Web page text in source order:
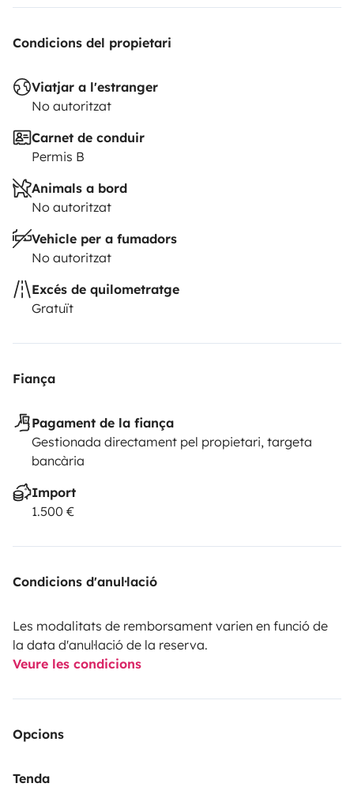
Condicions del propietari
Viatjar a l'estranger
No autoritzat
Carnet de conduir
Permis B
Animals a bord
No autoritzat
Vehicle per a fumadors
No autoritzat
Excés de quilometratge
Gratuït
Fiança
Pagament de la fiança
Gestionada directament pel propietari, targeta
bancària
Import
1.500 €
Condicions d'anul·lació
Les modalitats de remborsament varien en funció de
la data d'anul·lació de la reserva.
Veure les condicions
Opcions
Tenda